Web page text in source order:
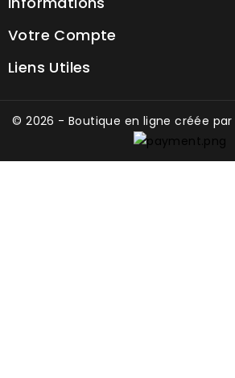
Votre Compte
Liens Utiles
© 2026 - Boutique en ligne créée par